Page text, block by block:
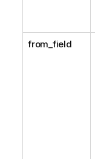
from_field